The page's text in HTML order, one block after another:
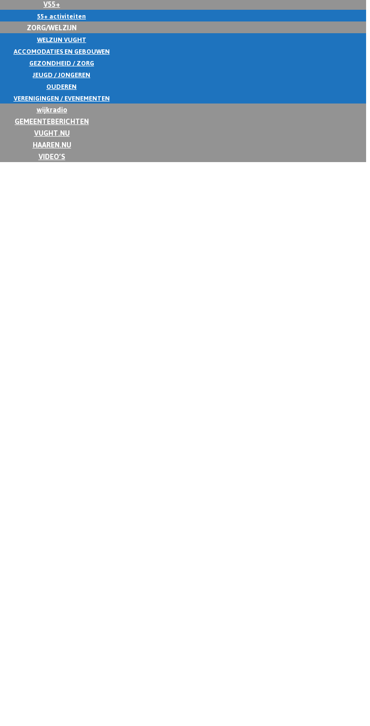
V55+
55+ activiteiten
ZORG/WELZIJN
WELZIJN VUGHT
ACCOMODATIES EN GEBOUWEN
GEZONDHEID / ZORG
JEUGD / JONGEREN
OUDEREN
VERENIGINGEN / EVENEMENTEN
wijkradio
GEMEENTEBERICHTEN
VUGHT.NU
HAAREN.NU
VIDEO’S